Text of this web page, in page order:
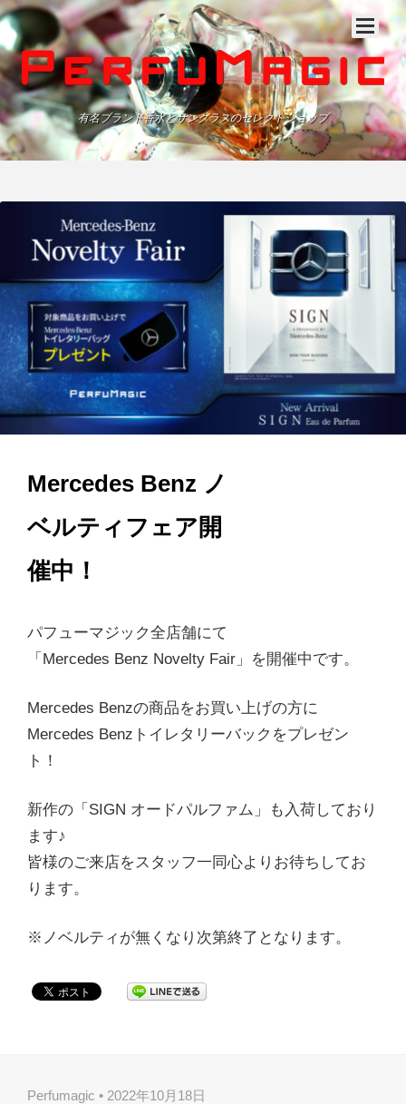
有名ブランド香水とサングラスのセレクトショップ
Mercedes Benz ノ
ベルティフェア開
催中！
パフューマジック全店舗にて
「Mercedes Benz Novelty Fair」を開催中です。
Mercedes Benzの商品をお買い上げの方に
Mercedes Benzトイレタリーバックをプレゼン
ト！
新作の「SIGN オードパルファム」も入荷しており
ます♪
皆様のご来店をスタッフ一同心よりお待ちしてお
ります。
※ノベルティが無くなり次第終了となります。
Perfumagic • 2022年10月18日